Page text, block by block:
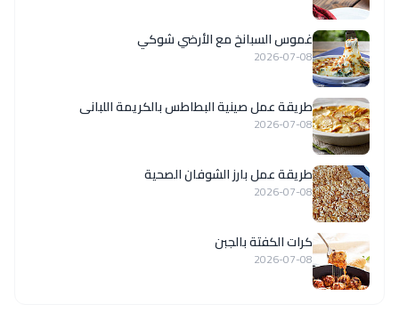
غموس السبانخ مع الأرضي شوكي
2026-07-08
طريقة عمل صينية البطاطس بالكريمة اللبانى
2026-07-08
طريقة عمل بارز الشوفان الصحية
2026-07-08
كرات الكفتة بالجبن
2026-07-08